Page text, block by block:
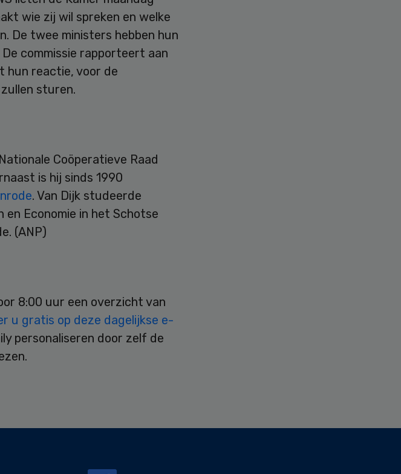
wie zij wil spreken en welke
De twee ministers hebben hun
commissie rapporteert aan
hun reactie, voor de
sturen.
Coöperatieve Raad
is hij sinds 1990
. Van Dijk studeerde
Economie in het Schotse
(ANP)
8:00 uur een overzicht van
u gratis op deze dagelijkse e-
personaliseren door zelf de